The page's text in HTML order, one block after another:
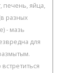
печень, яйца,
разных
- мазь
для